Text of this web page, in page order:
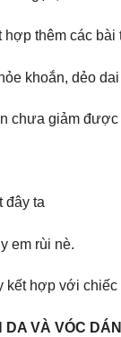
thêm các
khoắn, dẻo
chưa giảm
đây ta
em rùi nè.
hợp với
VÀ VÓC